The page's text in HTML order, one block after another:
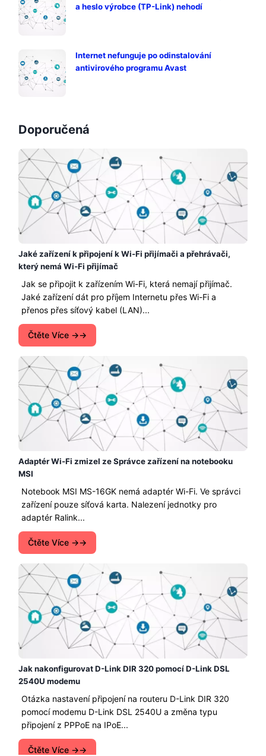
a heslo výrobce (TP-Link) nehodí
Internet nefunguje po odinstalování
antivirového programu Avast
Doporučená
Jaké zařízení k připojení k Wi-Fi přijímači a přehrávači,
který nemá Wi-Fi přijímač
Jak se připojit k zařízením Wi-Fi, která nemají přijímač.
Jaké zařízení dát pro příjem Internetu přes Wi-Fi a
přenos přes síťový kabel (LAN)...
Čtěte Více →
Adaptér Wi-Fi zmizel ze Správce zařízení na notebooku
MSI
Notebook MSI MS-16GK nemá adaptér Wi-Fi. Ve správci
zařízení pouze síťová karta. Nalezení jednotky pro
adaptér Ralink...
Čtěte Více →
Jak nakonfigurovat D-Link DIR 320 pomocí D-Link DSL
2540U modemu
Otázka nastavení připojení na routeru D-Link DIR 320
pomocí modemu D-Link DSL 2540U a změna typu
připojení z PPPoE na IPoE...
Čtěte Více →